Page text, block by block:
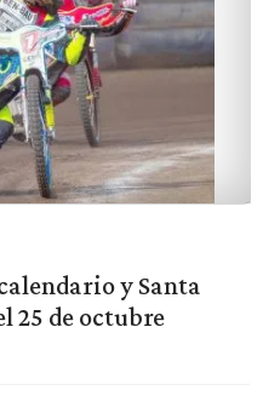
y Santa
25 de octubre